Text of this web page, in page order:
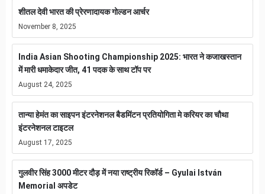
शीतल देवी भारत की प्रेरणादायक गोल्डन आर्चर
November 8, 2025
India Asian Shooting Championship 2025: भारत ने कजाखस्तान
में मारी धमाकेदार जीत, 41 पदक के साथ टॉप पर
August 24, 2025
तान्या हेमंत का साइपन इंटरनेशनल बैडमिंटन प्रतियोगिता मे करियर का चौथा
इंटरनेशनल टाइटल
August 17, 2025
गुलवीर सिंह 3000 मीटर दौड़ में नया राष्ट्रीय रिकॉर्ड – Gyulai István
Memorial अपडेट